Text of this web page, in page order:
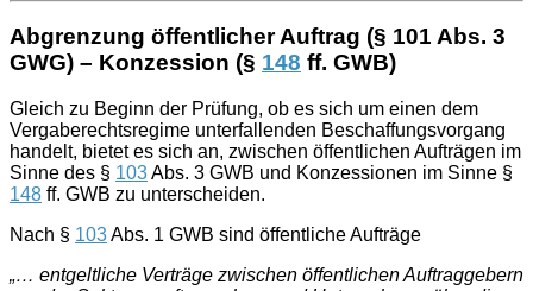
Abgrenzung öffentlicher Auftrag (§ 101 Abs. 3
GWG) – Konzession (§ 148 ff. GWB)
Gleich zu Beginn der Prüfung, ob es sich um einen dem
Vergaberechtsregime unterfallenden Beschaffungsvorgang
handelt, bietet es sich an, zwischen öffentlichen Aufträgen im
Sinne des § 103Abs. 3 GWB und Konzessionen im Sinne §
148 ff. GWB zu unterscheiden.
Nach § 103Abs. 1 GWB sind öffentliche Aufträge
„… entgeltliche Verträge zwischen öffentlichen Auftraggebern